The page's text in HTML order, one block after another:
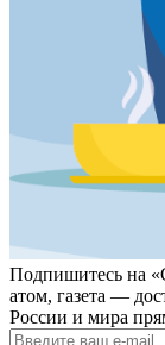
Подпишитесь на
атом, газета —
России и мира